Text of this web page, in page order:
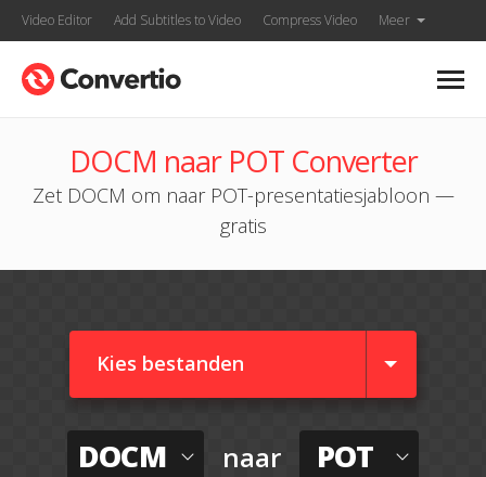
Video Editor Add Subtitles to Video Compress Video Meer
DOCM naar POT Converter
Zet DOCM om naar POT-presentatiesjabloon —
gratis
Kies bestanden
DOCM naar POT